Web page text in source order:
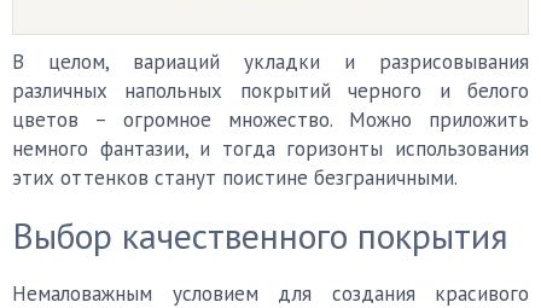
В целом, вариаций укладки и разрисовывания
различных напольных покрытий черного и белого
цветов – огромное множество. Можно приложить
немного фантазии, и тогда горизонты использования
этих оттенков станут поистине безграничными.
Выбор качественного покрытия
Немаловажным условием для создания красивого